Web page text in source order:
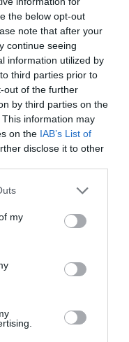
the below opt-out
note that after your
continue seeing
information utilized by
third parties prior to
out of the further
by third parties on the
This information may
on the IAB’s List of
disclose it to other
my
un proceso muy
ejemplares
a su alrededor y
el tiempo
y formaran
GRADO DE
Polygala